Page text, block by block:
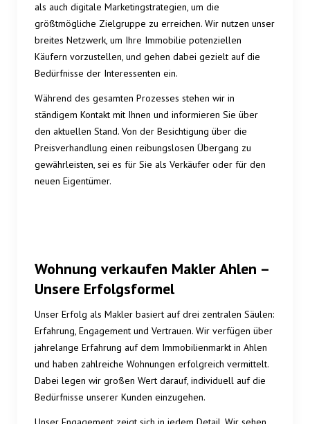
als auch digitale Marketingstrategien, um die
größtmögliche Zielgruppe zu erreichen. Wir nutzen unser
breites Netzwerk, um Ihre Immobilie potenziellen
Käufern vorzustellen, und gehen dabei gezielt auf die
Bedürfnisse der Interessenten ein.
Während des gesamten Prozesses stehen wir in
ständigem Kontakt mit Ihnen und informieren Sie über
den aktuellen Stand. Von der Besichtigung über die
Preisverhandlung einen reibungslosen Übergang zu
gewährleisten, sei es für Sie als Verkäufer oder für den
neuen Eigentümer.
Wohnung verkaufen Makler Ahlen –
Unsere Erfolgsformel
Unser Erfolg als Makler basiert auf drei zentralen Säulen:
Erfahrung, Engagement und Vertrauen. Wir verfügen über
jahrelange Erfahrung auf dem Immobilienmarkt in Ahlen
und haben zahlreiche Wohnungen erfolgreich vermittelt.
Dabei legen wir großen Wert darauf, individuell auf die
Bedürfnisse unserer Kunden einzugehen.